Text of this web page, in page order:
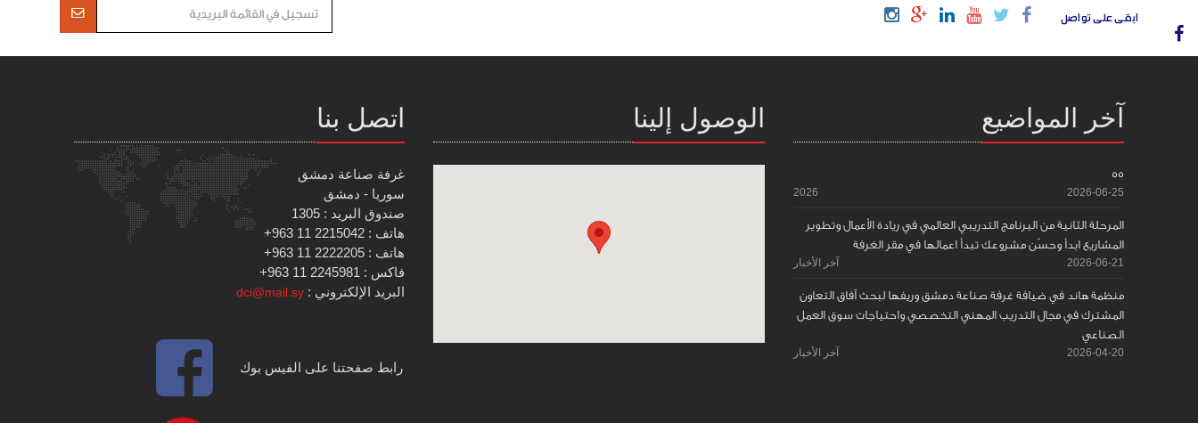
ابقى على تواصل
آخر المواضيع
55
2026-06-25
2026
المرحلة الثانية من البرنامج التدريبي العالمي في ريادة الأعمال وتطوير
المشاريع ابدأ وحسّن مشروعك تبدأ اعمالها في مقر الغرفة
2026-06-21 آخر الأخبار
منظمة هاند في ضيافة غرفة صناعة دمشق وريفها لبحث آفاق التعاون
المشترك في مجال التدريب المهني التخصصي واحتياجات سوق العمل
الصناعي
2026-04-20 آخر الأخبار
الوصول إلينا اتصل بنا
غرفة صناعة دمشق
سوريا - دمشق
صندوق البريد : 1305
هاتف : 2215042 11 963+
هاتف : 2222205 11 963+
فاكس : 2245981 11 963+
البريد الإلكتروني : dci@mail.sy
رابط صفحتنا على الفيس بوك